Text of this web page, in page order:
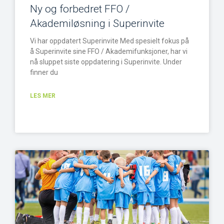
Ny og forbedret FFO /
Akademiløsning i Superinvite
Vi har oppdatert Superinvite Med spesielt fokus på
å Superinvite sine FFO / Akademifunksjoner, har vi
nå sluppet siste oppdatering i Superinvite. Under
finner du
LES MER